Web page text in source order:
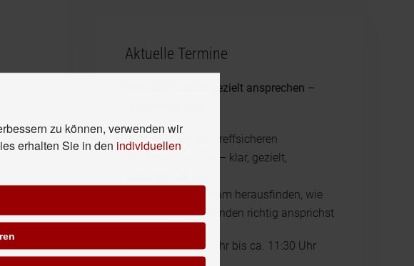
Aktuelle Termine
Perfekte Kunden gezielt ansprechen –
In 90 Minuten zur treffsicheren
Kundenansprache – klar, gezielt,
Lass uns gemeinsam herausfinden, wie
Du die richtigen Kunden richtig ansprichst
23.3.2025, 10:00 Uhr bis ca. 11:30 Uhr
zu können, verwenden wir
erhalten Sie in den individuellen